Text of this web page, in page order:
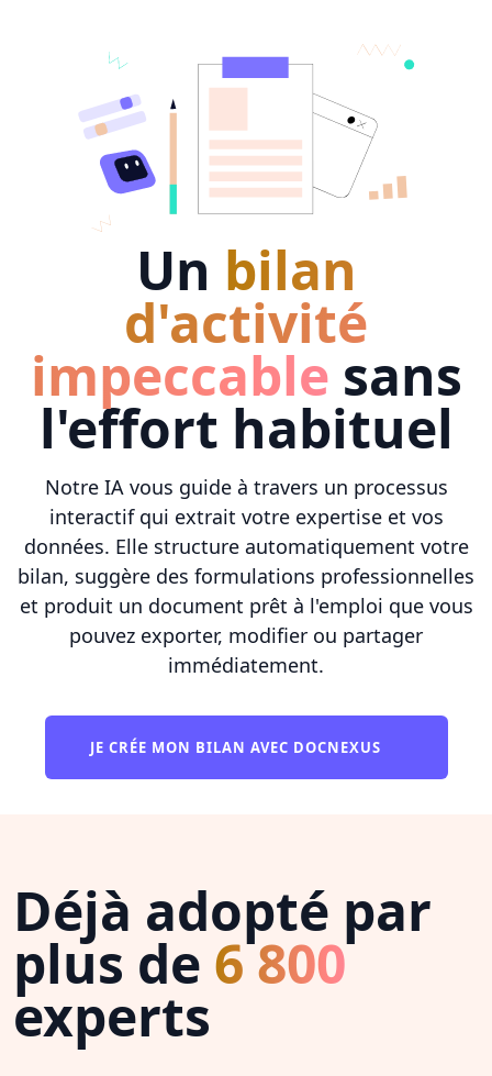
Un bilan
d'activité
impeccable sans
l'effort habituel
Notre IA vous guide à travers un processus
interactif qui extrait votre expertise et vos
données. Elle structure automatiquement votre
bilan, suggère des formulations professionnelles
et produit un document prêt à l'emploi que vous
pouvez exporter, modifier ou partager
immédiatement.
JE CRÉE MON BILAN AVEC DOCNEXUS
Déjà adopté par
plus de 6 800
experts